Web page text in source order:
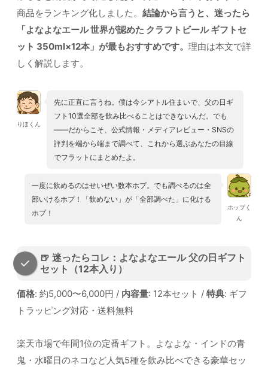
商品をランキング化しました。 結論から言うと、迷ったら
「よなよなエール 世界が認めた クラフトビール ギフトセ
ット 350ml×12本」が最もおすすめです。 理由は本文で詳
しく解説します。
りほくん
先に正直に言うね。僕は今シアトル住まいで、父の日ギ
フト10選全部を飲み比べることはできないんだ。でも
——だからこそ、公式情報・メディアレビュー・SNSの
評判を端から端まで調べて、これから選ぶあなたの目線
でフラットにまとめたよ。
ホップく
ん
一度に飲めるのはせいぜい数本ホプ。でも調べるのは全
部いけるホプ！「飲めない」が「全部調べた」に化ける
ホプ！
🍺 迷ったらコレ：よなよなエール 父の日ギフト
セット（12本入り）
価格: 約5,000〜6,000円 / 内容量: 12本セット / 特典: ギフ
トラッピング対応・送料無料
楽天市場で年間1位の定番ギフト。よなよな・インドの青
鬼・水曜日のネコなど人気5種を飲み比べできる豪華セッ